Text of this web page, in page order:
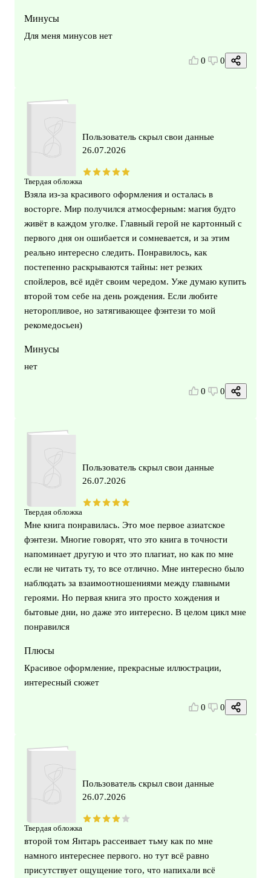
Минусы
Для меня минусов нет
0 0
Твердая обложка
Пользователь скрыл свои данные
26.07.2026
Взяла из‑за красивого оформления и осталась в
восторге. Мир получился атмосферным: магия будто
живёт в каждом уголке. Главный герой не картонный с
первого дня он ошибается и сомневается, и за этим
реально интересно следить. Понравилось, как
постепенно раскрываются тайны: нет резких
спойлеров, всё идёт своим чередом. Уже думаю купить
второй том себе на день рождения. Если любите
неторопливое, но затягивающее фэнтези то мой
рекомедосьен)
Минусы
нет
0 0
Твердая обложка
Пользователь скрыл свои данные
26.07.2026
Мне книга понравилась. Это мое первое азиатское
фэнтези. Многие говорят, что это книга в точности
напоминает другую и что это плагиат, но как по мне
если не читать ту, то все отлично. Мне интересно было
наблюдать за взаимоотношениями между главными
героями. Но первая книга это просто хождения и
бытовые дни, но даже это интересно. В целом цикл мне
понравился
Плюсы
Красивое оформление, прекрасные иллюстрации,
интересный сюжет
0 0
Твердая обложка
Пользователь скрыл свои данные
26.07.2026
второй том Янтарь рассеивает тьму как по мне
намного интереснее первого. но тут всё равно
присутствует ощущение того, что напихали всё